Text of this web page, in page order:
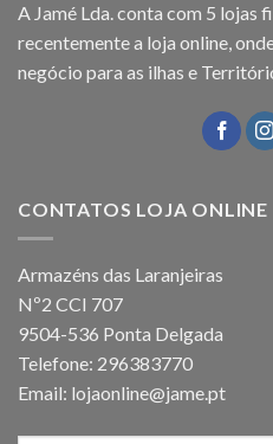
A Jamé Lda. conta com 5 lojas
recentemente a loja online,
negócio para as ilhas e
CONTATOS LOJA ONLINE
Armazéns das Laranjeiras
Nº2 CCI 707
9504-536 Ponta Delgada
Telefone: 296383770
Email: lojaonline@jame.pt